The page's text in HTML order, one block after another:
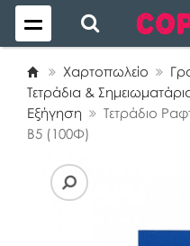
Χαρτοπωλείο
Τετράδια &
Εξήγηση
Τετράδιο
Β5 (100Φ)